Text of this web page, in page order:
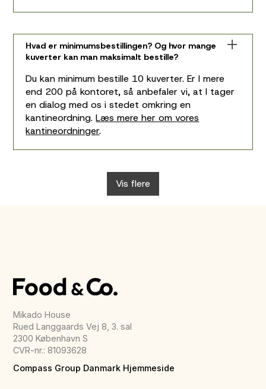
Hvad er minimumsbestillingen? Og hvor mange
kuverter kan man maksimalt bestille?
Du kan minimum bestille 10 kuverter. Er I mere
end 200 på kontoret, så anbefaler vi, at I tager
en dialog med os i stedet omkring en
kantineordning.Læs mere her om vores
kantineordninger.
Vis flere
Mikado House
Rued Langgaards Vej 8, 3. sal
2300 København S
CVR-nr.: 81093628
Compass Group Danmark Hjemmeside